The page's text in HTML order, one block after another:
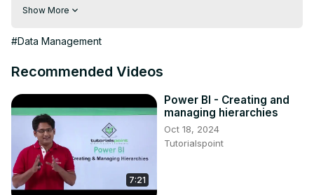
En esta guía práctica, Laura explica qué es el liderazgo
marketing, operaciones, tecnología y ventas, y traducir
comunes y 5 pasos para pasar de ejecutor a conector
conversaciones difíciles, medir el valor que aportas entre
áreas y usar la IA como aliada, no como amenaza.
Pensado para profesionales y mandos medios que
quieren proteger su carrera, ganar influencia sin
necesidad de un ascenso y convertirse en la persona
que hace que las cosas pasen en la empresa digital.
Show More
#Data Management
Recommended Videos
7:21
Power BI - Creating and
managing hierarchies
Oct 18, 2024
Tutorialspoint